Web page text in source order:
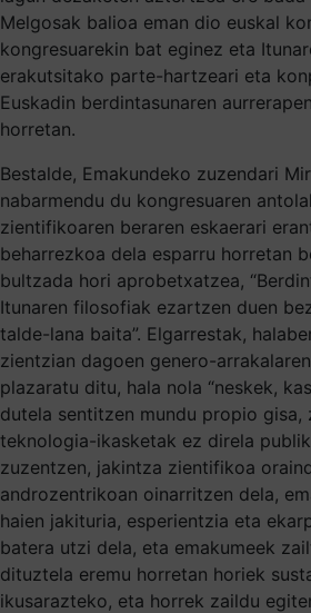
Melgosak balioa eman dio euskal
kongresuarekin bat eginez eta
erakutsitako parte-hartzeari eta
Euskadin berdintasunaren
horretan.
Bestalde, Emakundeko zuzendari
nabarmendu du kongresuaren
zientifikoaren beraren eskaerari
beharrezkoa dela esparru horretan
bultzada hori aprobetxatzea,
Itunaren filosofiak ezartzen duen
talde-lana baita”. Elgarrestak,
zientzian dagoen genero-
plazaratu ditu, hala nola “neskek,
dutela sentitzen mundu propio gisa,
teknologia-ikasketak ez direla
zuzentzen, jakintza zientifikoa
androzentrikoan oinarritzen dela,
haien jakituria, esperientzia eta
batera utzi dela, eta emakumeek
dituztela eremu horretan horiek
ikusarazteko, eta horrek zaildu